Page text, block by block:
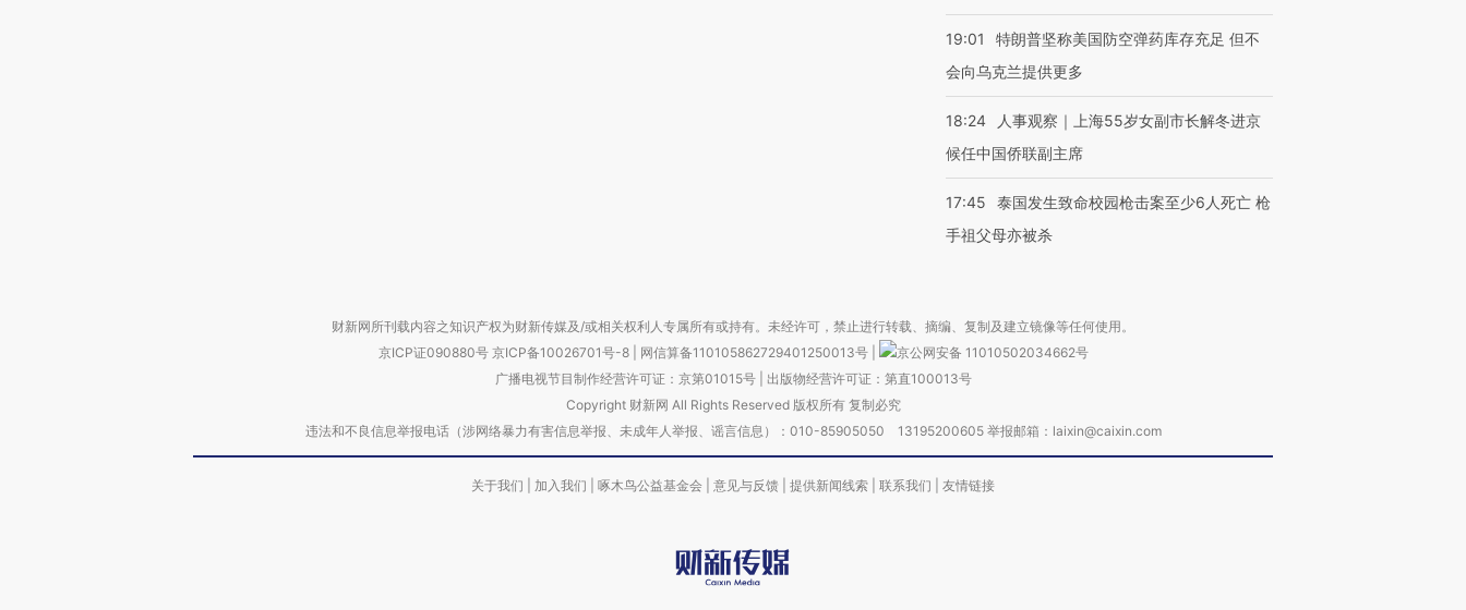
19:01
特朗普坚称美国防空弹药库存充足 但不
会向乌克兰提供更多
18:24
人事观察｜上海55岁女副市长解冬进京
候任中国侨联副主席
17:45
泰国发生致命校园枪击案至少6人死亡 枪
手祖父母亦被杀
财新网所刊载内容之知识产权为财新传媒及/或相关权利人专属所有或持有。未经许可，禁止进行转载、摘编、复制及建立镜像等任何使用。
京ICP证090880号 京ICP备10026701号-8 网信算备110105862729401250013号
京公网安备 11010502034662号
广播电视节目制作经营许可证：京第01015号| 出版物经营许可证：第直100013号
Copyright 财新网 All Rights Reserved 版权所有 复制必究
违法和不良信息举报电话（涉网络暴力有害信息举报、未成年人举报、谣言信息）：010-85905050 13195200605 举报邮箱：laixin@caixin.com
关于我们 加入我们 啄木鸟公益基金会 意见与反馈 提供新闻线索 联系我们 友情链接